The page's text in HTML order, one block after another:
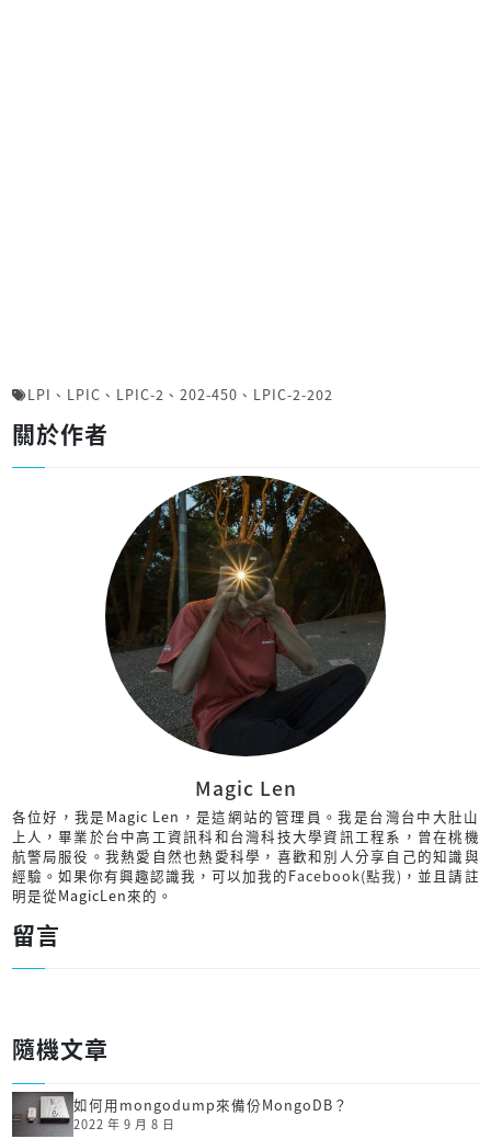
LPI 、 LPIC 、 LPIC-2 、 202-450 、 LPIC-2-202
關於作者
Magic Len
各位好，我是Magic Len，是這網站的管理員。我是台灣台中大肚山
上人，畢業於台中高工資訊科和台灣科技大學資訊工程系，曾在桃機
航警局服役。我熱愛自然也熱愛科學，喜歡和別人分享自己的知識與
經驗。如果你有興趣認識我，可以加我的Facebook(點我) ，並且請註
明是從MagicLen來的。
留言
隨機文章
如何用mongodump來備份MongoDB？
2022 年 9 月 8 日